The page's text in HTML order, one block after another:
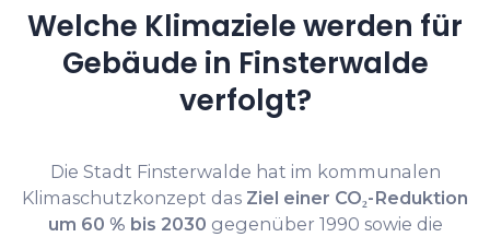
Welche Klimaziele werden für
Gebäude in Finsterwalde
verfolgt?
Die Stadt Finsterwalde hat im kommunalen
Klimaschutzkonzept das Ziel einer CO₂-Reduktion
um 60 % bis 2030 gegenüber 1990 sowie die